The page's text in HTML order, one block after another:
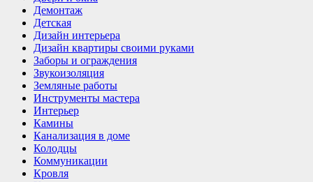
Демонтаж
Детская
Дизайн интерьера
Дизайн квартиры своими руками
Заборы и ограждения
Звукоизоляция
Земляные работы
Инструменты мастера
Интерьер
Камины
Канализация в доме
Колодцы
Коммуникации
Кровля